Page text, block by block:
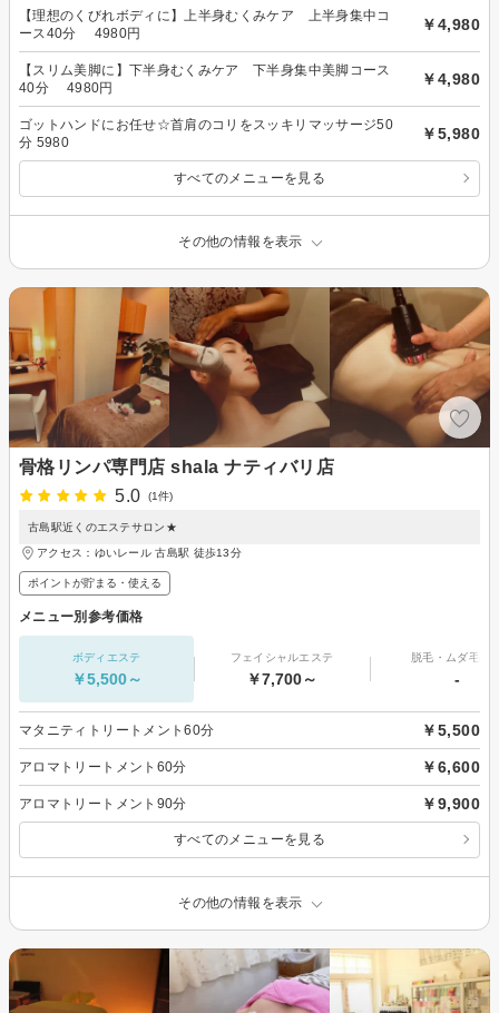
【理想のくびれボディに】上半身むくみケア 上半身集中コ
ース40分 4980円
￥4,980
【スリム美脚に】下半身むくみケア 下半身集中美脚コース
40分 4980円
￥4,980
ゴットハンドにお任せ☆首肩のコリをスッキリマッサージ50
分 5980
￥5,980
すべてのメニューを見る
その他の情報を表示
骨格リンパ専門店 shala ナティバリ店
5.0
(1件)
古島駅近くのエステサロン★
アクセス：ゆいレール 古島駅 徒歩13分
ポイントが貯まる・使える
メニュー別参考価格
ボディエステ
￥5,500～
フェイシャルエステ
￥7,700～
脱毛・ムダ毛処
-
マタニティトリートメント60分 ￥5,500
アロマトリートメント60分 ￥6,600
アロマトリートメント90分 ￥9,900
すべてのメニューを見る
その他の情報を表示